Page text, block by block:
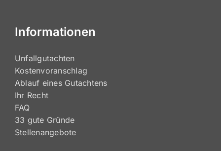
Informationen
Unfallgutachten
Kostenvoranschlag
Ablauf eines Gutachtens
Ihr Recht
FAQ
33 gute Gründe
Stellenangebote